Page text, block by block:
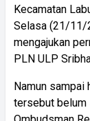
Kecamatan
Selasa (21/11/
mengajukan
PLN ULP
Namun sampai
tersebut belum